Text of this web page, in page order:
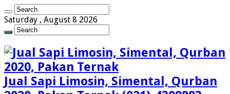
Saturday , August 8 2026
Jual Sapi Limosin, Simental, Qurban